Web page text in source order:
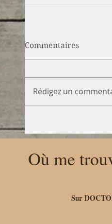
Commentaires
Rédigez un
Où me
Sur